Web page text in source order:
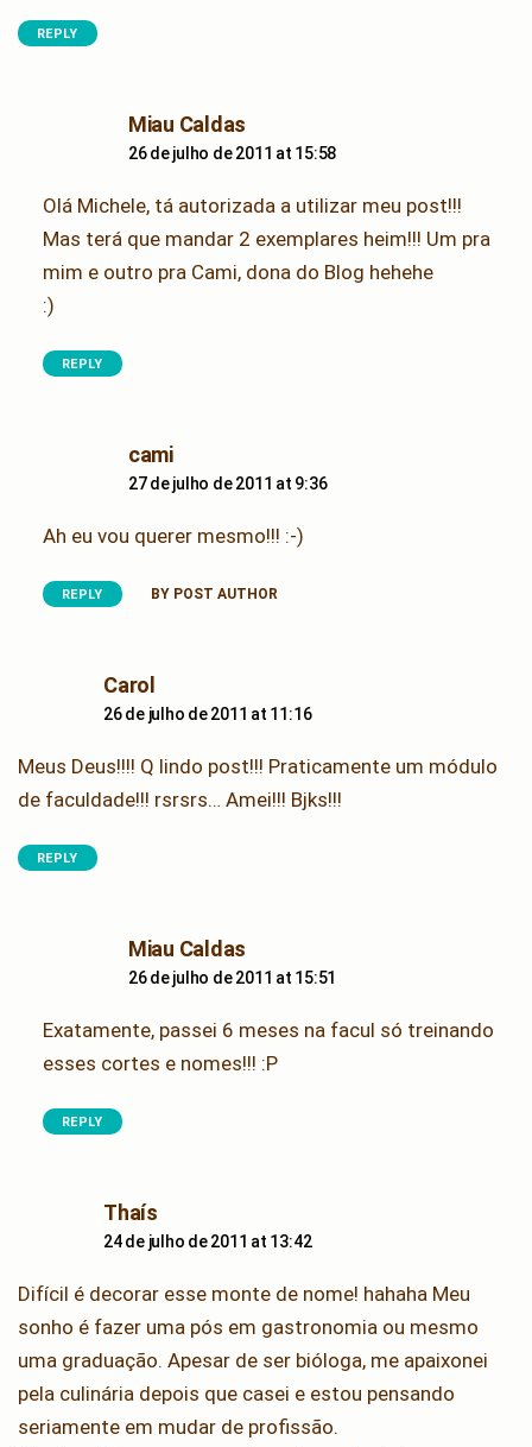
REPLY
Miau Caldas
26 de julho de 2011 at 15:58
Olá Michele, tá autorizada a utilizar meu post!!!
Mas terá que mandar 2 exemplares heim!!! Um pra
mim e outro pra Cami, dona do Blog hehehe
:)
REPLY
camisays:
27 de julho de 2011 at 9:36
Ah eu vou querer mesmo!!! :-)
REPLY BY POST AUTHOR
Carol says:
26 de julho de 2011 at 11:16
Meus Deus!!!! Q lindo post!!! Praticamente um módulo
de faculdade!!! rsrsrs… Amei!!! Bjks!!!
REPLY
Miau Caldas
26 de julho de 2011 at 15:51
Exatamente, passei 6 meses na facul só treinando
esses cortes e nomes!!! :P
REPLY
Thaíssays:
24 de julho de 2011 at 13:42
Difícil é decorar esse monte de nome! hahaha Meu
sonho é fazer uma pós em gastronomia ou mesmo
uma graduação. Apesar de ser bióloga, me apaixonei
pela culinária depois que casei e estou pensando
seriamente em mudar de profissão.